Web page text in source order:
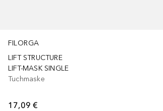
FILORGA
LIFT STRUCTURE
LIFT-MASK SINGLE
Tuchmaske
17,09 €